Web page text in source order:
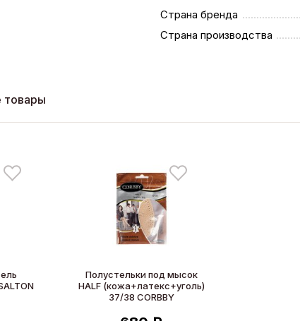
Страна бренда
Страна производства
Полустельки под мысок
HALF (кожа+латекс+уголь)
37/38 CORBBY